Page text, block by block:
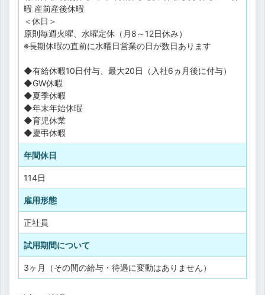
暇 産前産後休暇
＜休日＞
原則毎週火曜、水曜定休（月8～12日休み）
※長期休暇の直前に水曜日営業の日が数日あります
◆有給休暇10日付与、最大20日（入社6ヵ月後に付与）
◆GW休暇
◆夏季休暇
◆年末年始休暇
◆育児休業
◆慶弔休暇
年間休日
114日
雇用形態
正社員
試用期間について
3ヶ月（その間の給与・待遇に変動はありません）